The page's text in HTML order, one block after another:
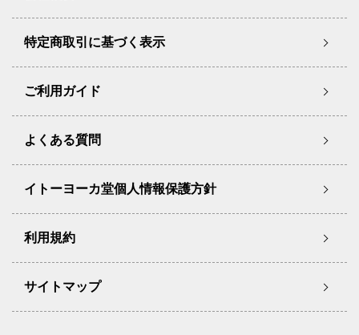
特定商取引に基づく表示
ご利用ガイド
よくある質問
イトーヨーカ堂個人情報保護方針
利用規約
サイトマップ